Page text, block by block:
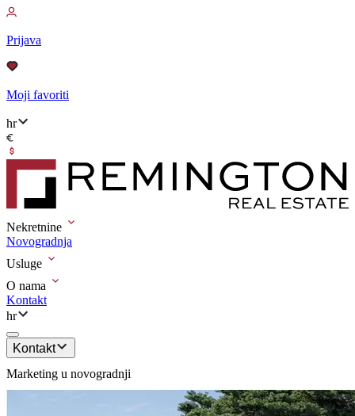
Prijava
Moji favoriti
hr
Nekretnine
Novogradnja
Usluge
O nama
Kontakt
hr
Kontakt
Marketing u novogradnji